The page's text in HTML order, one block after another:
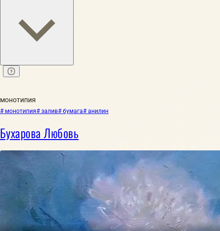
монотипия
# монотипия# залив# бумага# анилин
Бухарова Любовь